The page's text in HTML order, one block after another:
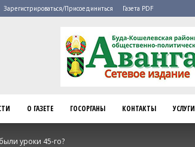
Зарегистрироваться/Присоединиться Газета PDF
Буда-
О ГАЗЕТЕ ГОСОРГАНЫ КОНТАКТЫ УСЛУГИ
уроки 45-го?